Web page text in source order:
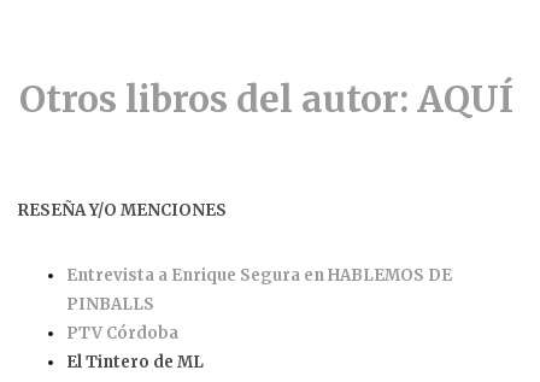
Otros libros del autor: AQUÍ
RESEÑA Y/O MENCIONES
Entrevista a Enrique Segura en HABLEMOS DE
PINBALLS
PTV Córdoba
El Tintero de ML